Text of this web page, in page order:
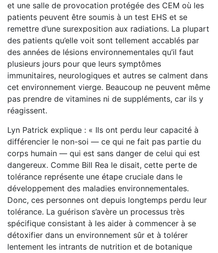
et une salle de provocation protégée des CEM où les
patients peuvent être soumis à un test EHS et se
remettre d’une surexposition aux radiations. La plupart
des patients qu’elle voit sont tellement accablés par
des années de lésions environnementales qu’il faut
plusieurs jours pour que leurs symptômes
immunitaires, neurologiques et autres se calment dans
cet environnement vierge. Beaucoup ne peuvent même
pas prendre de vitamines ni de suppléments, car ils y
réagissent.
Lyn Patrick explique : « Ils ont perdu leur capacité à
différencier le non-soi — ce qui ne fait pas partie du
corps humain — qui est sans danger de celui qui est
dangereux. Comme Bill Rea le disait, cette perte de
tolérance représente une étape cruciale dans le
développement des maladies environnementales.
Donc, ces personnes ont depuis longtemps perdu leur
tolérance. La guérison s’avère un processus très
spécifique consistant à les aider à commencer à se
détoxifier dans un environnement sûr et à tolérer
lentement les intrants de nutrition et de botanique